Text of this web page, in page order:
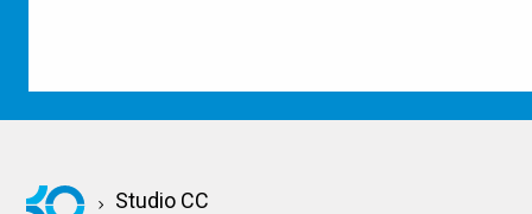
Studio CC